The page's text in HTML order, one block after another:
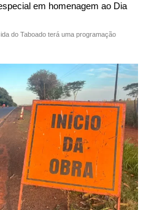
em homenagem ao Dia
do Taboado terá uma programação